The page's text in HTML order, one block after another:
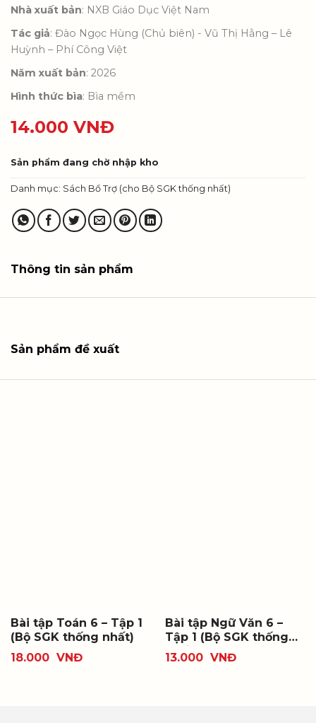
Nhà xuất bản: NXB Giáo Dục Việt Nam
Tác giả: Đào Ngọc Hùng (Chủ biên) - Vũ Thị Hằng – Lê
Huỳnh – Phí Công Việt
Năm xuất bản: 2026
Hình thức bìa: Bìa mềm
14.000 VNĐ
Sản phẩm đang chờ nhập kho
Danh mục: Sách Bổ Trợ (cho Bộ SGK thống nhất)
Thông tin sản phẩm
Sản phẩm đề xuất
Bài tập Toán 6 – Tập 1
(Bộ SGK thống nhất)
18.000 VNĐ
Bài tập Ngữ Văn 6 –
Tập 1 (Bộ SGK thống
nhất)
13.000 VNĐ